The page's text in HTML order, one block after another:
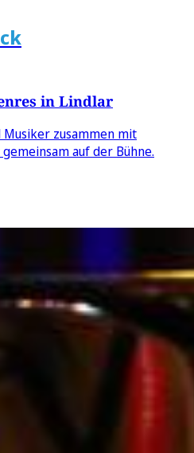
in Lindlar
zusammen mit
auf der Bühne.